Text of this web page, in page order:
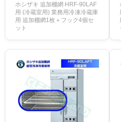
ホシザキ 追加棚網 HRF-90LAF
用 (冷蔵室用) 業務用冷凍冷蔵庫
用 追加棚網1枚＋フック4個セ
ット